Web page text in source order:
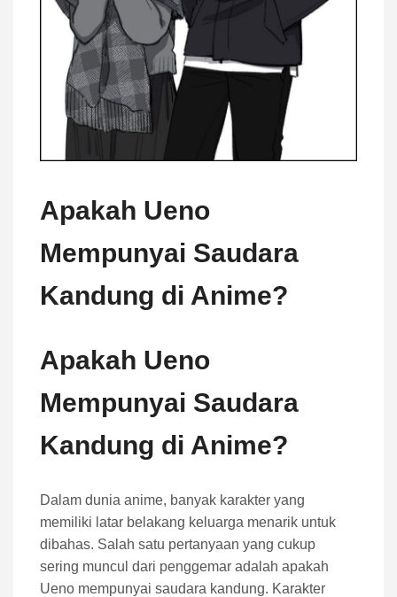
Apakah Ueno
Mempunyai Saudara
Kandung di Anime?
Apakah Ueno
Mempunyai Saudara
Kandung di Anime?
Dalam dunia anime, banyak karakter yang
memiliki latar belakang keluarga menarik untuk
dibahas. Salah satu pertanyaan yang cukup
sering muncul dari penggemar adalah apakah
Ueno mempunyai saudara kandung. Karakter